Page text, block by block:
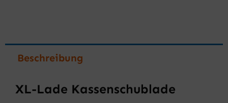
Beschreibung
XL-Lade Kassenschublade